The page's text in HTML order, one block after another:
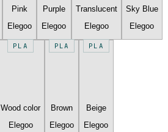
Pink
Elegoo
Purple
Elegoo
Translucent
Elegoo
Sky Blue
Elegoo
PLA
Wood color
Elegoo
PLA
Brown
Elegoo
PLA
Beige
Elegoo